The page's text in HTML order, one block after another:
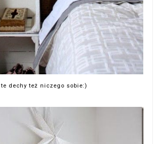
te dechy też niczego sobie:)